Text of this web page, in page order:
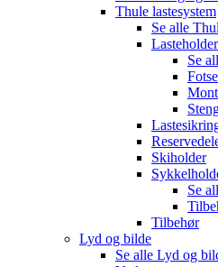
Thule lastesystem
Se alle
Se
Skiholder
Se
Tilbehør
Lyd og bilde
Se alle Lyd og